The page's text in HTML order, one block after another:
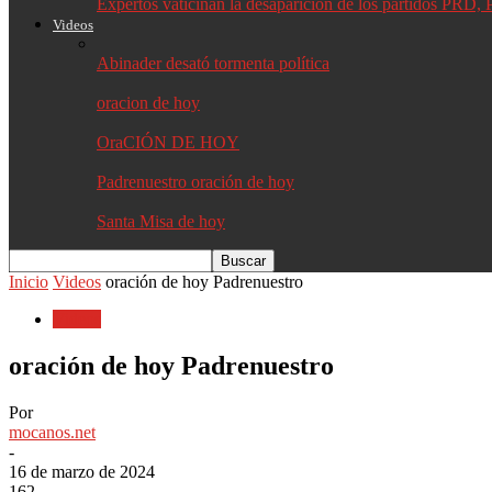
Expertos vaticinan la desaparición de los partidos PRD,
Videos
Abinader desató tormenta política
oracion de hoy
OraCIÓN DE HOY
Padrenuestro oración de hoy
Santa Misa de hoy
Inicio Videos oración de hoy Padrenuestro
oración de hoy Padrenuestro
Por
mocanos.net
-
16 de marzo de 2024